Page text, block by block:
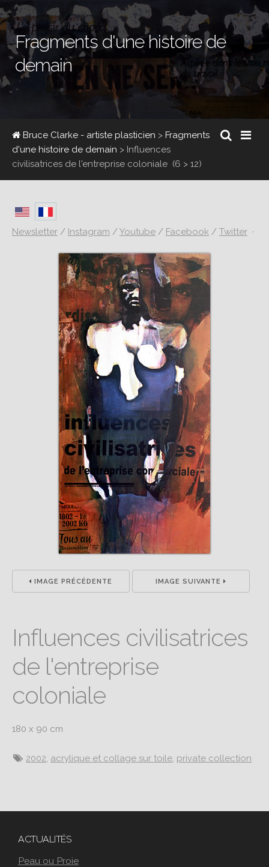
Fragments d'une histoire de
demain
Bruce Clarke - artiste plasticien > Fragments
d'une histoire de demain > Influences
civilisatrices de l'entreprise coloniale (6 > 12)
Newsletter / Instagram /Youtube / Facebook / Twitter ·
IMAGE PRÉCÉDENTE IMAGE SUIVANTE
Influences civilisatrices
de l'entreprise
coloniale
180 x 90 cm
2002, acrylique et collage sur toile, private collection
ACTUALITÉS
Peau ou Proie